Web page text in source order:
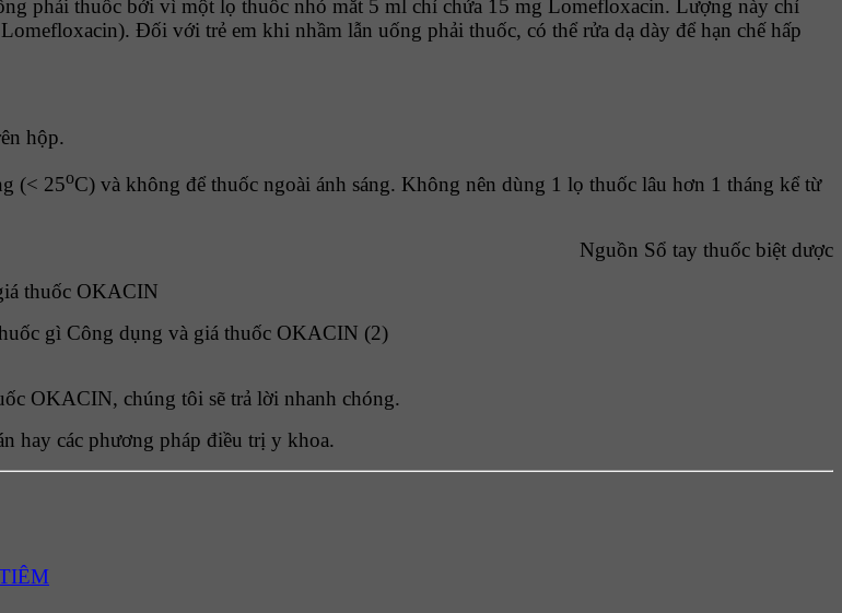
phải thuốc bởi vì một lọ thuốc nhỏ mắt 5 ml chỉ chứa 15 mg Lomefloxacin. Lượng này chỉ
Đối với trẻ em khi nhầm lẫn uống phải thuốc, có thể rửa dạ dày để hạn chế hấp
hộp.
(< 25oC) và không để thuốc ngoài ánh sáng. Không nên dùng 1 lọ thuốc lâu hơn 1 tháng kể từ
Nguồn Sổ tay thuốc biệt dược
thuốc OKACIN
OKACIN, chúng tôi sẽ trả lời nhanh chóng.
hay các phương pháp điều trị y khoa.